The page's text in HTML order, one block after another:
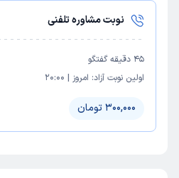
نوبت مشاوره تلفنی
45 دقیقه گفتگو
اولین نوبت آزاد: امروز |
20:00
300,000 تومان